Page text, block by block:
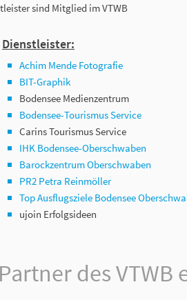
sind Mitglied im VTWB
Dienstleister:
Achim Mende Fotografie
BIT-Graphik
Bodensee Medienzentrum
Bodensee-Tourismus Service
Carins Tourismus Service
IHK Bodensee-Oberschwaben
Barockzentrum Oberschwaben
PR2 Petra Reinmöller
Top Ausflugsziele Bodensee
ujoin Erfolgsideen
des VTWB